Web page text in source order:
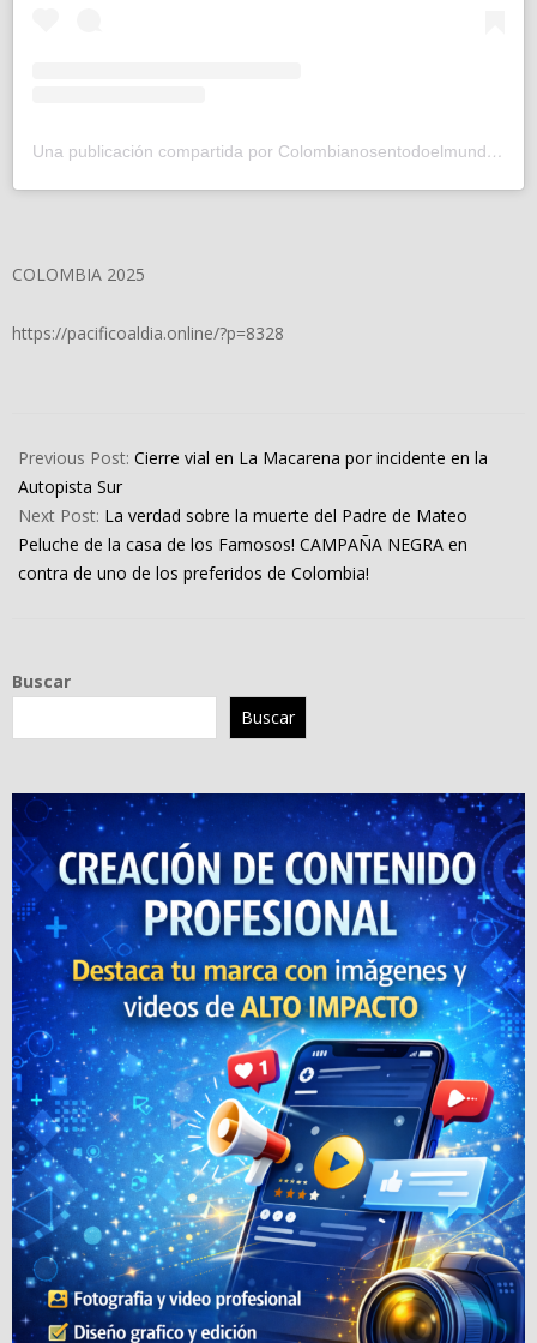
Una publicación compartida por Colombianosentodoelmundo (@colombianosentodoelmundo)
COLOMBIA 2025
https://pacificoaldia.online/?p=8328
05-
23
Previous Post: Cierre vial en La Macarena por incidente en la
Autopista Sur
Next Post: La verdad sobre la muerte del Padre de Mateo
Peluche de la casa de los Famosos! CAMPAÑA NEGRA en
contra de uno de los preferidos de Colombia!
Buscar
Buscar